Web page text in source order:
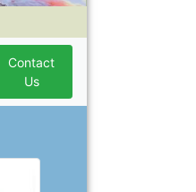
Contact
Us